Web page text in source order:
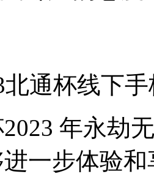
北通杯线下
年永劫
一步体验